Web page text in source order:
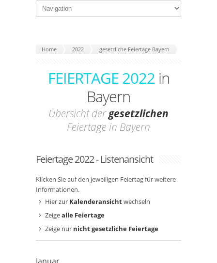
Home 2022 gesetzliche Feiertage Bayern
FEIERTAGE 2022 in
Bayern
Übersicht dergesetzlichen
Feiertage in Bayern
Feiertage 2022 - Listenansicht
Klicken Sie auf den jeweiligen Feiertag für weitere
Informationen.
Hier zur Kalenderansichtwechseln
Zeigealle Feiertage
Zeige nur nicht gesetzliche Feiertage